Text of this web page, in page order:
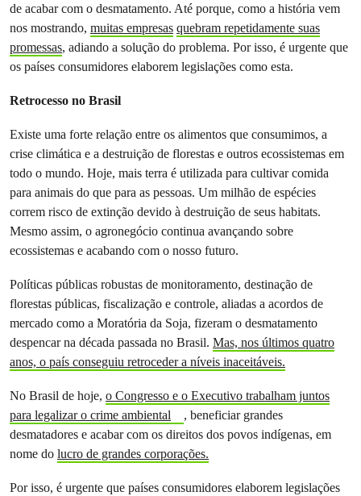
de acabar com o desmatamento. Até porque, como a história vem
nos mostrando, muitas empresas quebram repetidamente suas
promessas, adiando a solução do problema. Por isso, é urgente que
os países consumidores elaborem legislações como esta.
Retrocesso no Brasil
Existe uma forte relação entre os alimentos que consumimos, a
crise climática e a destruição de florestas e outros ecossistemas em
todo o mundo. Hoje, mais terra é utilizada para cultivar comida
para animais do que para as pessoas. Um milhão de espécies
correm risco de extinção devido à destruição de seus habitats.
Mesmo assim, o agronegócio continua avançando sobre
ecossistemas e acabando com o nosso futuro.
Políticas públicas robustas de monitoramento, destinação de
florestas públicas, fiscalização e controle, aliadas a acordos de
mercado como a Moratória da Soja, fizeram o desmatamento
despencar na década passada no Brasil. Mas, nos últimos quatro
anos, o país conseguiu retroceder a níveis inaceitáveis.
No Brasil de hoje, o Congresso e o Executivo trabalham juntos
para legalizar o crime ambiental
, beneficiar grandes
desmatadores e acabar com os direitos dos povos indígenas, em
nome do lucro de grandes corporações.
Por isso, é urgente que países consumidores elaborem legislações